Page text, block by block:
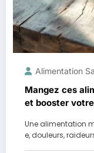
Alimentation
Mangez ces
et booster
Une alimentation
e, douleurs,